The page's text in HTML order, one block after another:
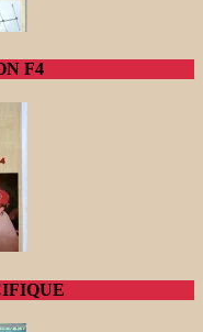
F4